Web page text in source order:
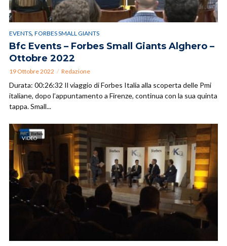
EVENTS, FORBES SMALL GIANTS
Bfc Events – Forbes Small Giants Alghero –
Ottobre 2022
19 Ottobre 2022 Redazione
Durata: 00:26:32 Il viaggio di Forbes Italia alla scoperta delle Pmi
italiane, dopo l’appuntamento a Firenze, continua con la sua quinta
tappa. Small...
VIDEO